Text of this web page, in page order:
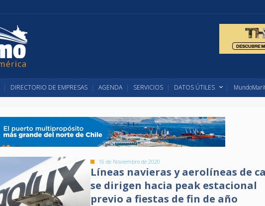
DIRECTORIO DE EMPRESAS AGENDA SERVICIOS DATOS ÚTILES
16 de Noviembre de 2020
Líneas navieras y aerolíneas de
se dirigen hacia peak estacional
previo a fiestas de fin de año